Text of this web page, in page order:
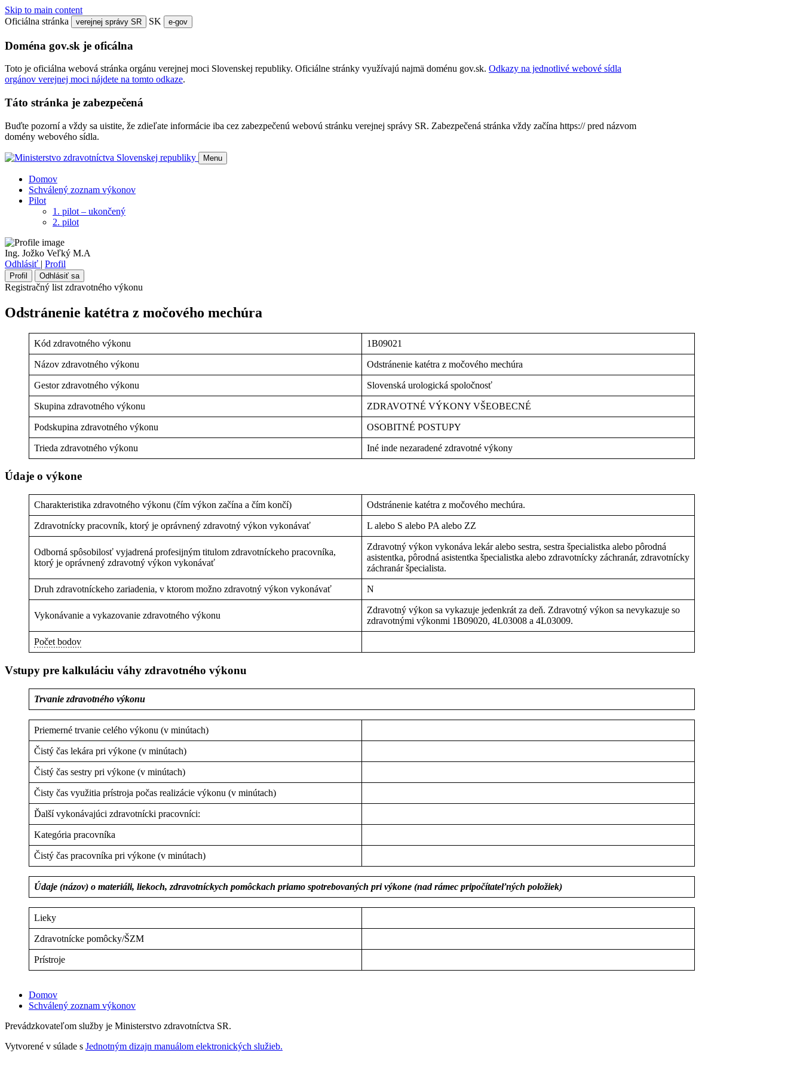
Skip to main content
Oficiálna stránka
verejnej správy SR SK e-gov
Doména gov.sk je oficálna
Toto je oficiálna webová stránka orgánu verejnej moci Slovenskej republiky. Oficiálne stránky využívajú najmä doménu gov.sk. Odkazy na jednotlivé webové sídla
orgánov verejnej moci nájdete na tomto odkaze.
Táto stránka je zabezpečená
Buďte pozorní a vždy sa uistite, že zdieľate informácie iba cez zabezpečenú webovú stránku verejnej správy SR. Zabezpečená stránka vždy začína https:// pred názvom
domény webového sídla.
Menu
Domov
Schválený zoznam výkonov
Pilot
1. pilot – ukončený
2. pilot
Ing. Jožko Veľký M.A
Odhlásiť | Profil
Profil Odhlásiť sa
Registračný list zdravotného výkonu
Odstránenie katétra z močového mechúra
Kód zdravotného výkonu 1B09021
Názov zdravotného výkonu Odstránenie katétra z močového mechúra
Gestor zdravotného výkonu Slovenská urologická spoločnosť
Skupina zdravotného výkonu ZDRAVOTNÉ VÝKONY VŠEOBECNÉ
Podskupina zdravotného výkonu OSOBITNÉ POSTUPY
Trieda zdravotného výkonu Iné inde nezaradené zdravotné výkony
Údaje o výkone
Charakteristika zdravotného výkonu (čím výkon začína a čím končí) Odstránenie katétra z močového mechúra.
Zdravotnícky pracovník, ktorý je oprávnený zdravotný výkon vykonávať L alebo S alebo PA alebo ZZ
Odborná spôsobilosť vyjadrená profesijným titulom zdravotníckeho pracovníka,
ktorý je oprávnený zdravotný výkon vykonávať
Zdravotný výkon vykonáva lekár alebo sestra, sestra špecialistka alebo pôrodná
asistentka, pôrodná asistentka špecialistka alebo zdravotnícky záchranár, zdravotnícky
záchranár špecialista.
Druh zdravotníckeho zariadenia, v ktorom možno zdravotný výkon vykonávať N
Vykonávanie a vykazovanie zdravotného výkonu
Zdravotný výkon sa vykazuje jedenkrát za deň. Zdravotný výkon sa nevykazuje so
zdravotnými výkonmi 1B09020, 4L03008 a 4L03009.
Počet bodov
Vstupy pre kalkuláciu váhy zdravotného výkonu
Trvanie zdravotného výkonu
Priemerné trvanie celého výkonu (v minútach)
Čistý čas lekára pri výkone (v minútach)
Čistý čas sestry pri výkone (v minútach)
Čisty čas využitia prístroja počas realizácie výkonu (v minútach)
Ďalší vykonávajúci zdravotnícki pracovníci:
Kategória pracovníka
Čistý čas pracovníka pri výkone (v minútach)
Údaje (názov) o materiáli, liekoch, zdravotníckych pomôckach priamo spotrebovaných pri výkone (nad rámec pripočítateľných položiek)
Lieky
Zdravotnícke pomôcky/ŠZM
Prístroje
Domov
Schválený zoznam výkonov
Prevádzkovateľom služby je Ministerstvo zdravotníctva SR.
Vytvorené v súlade s Jednotným dizajn manuálom elektronických služieb.